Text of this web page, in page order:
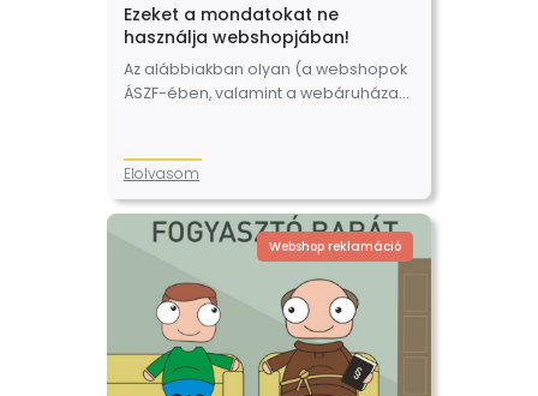
Ezeket a mondatokat ne
használja webshopjában!
Az alábbiakban olyan (a webshopok
ÁSZF-ében, valamint a webáruházak
fogyasztóvédelmi hatóság
tekintett. Leszögezzük, hogy bár a
minősítése megtévesztő…
Elolvasom
Webshop reklamáció